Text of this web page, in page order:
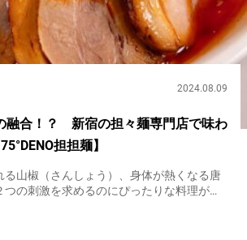
2024.08.09
融合！？ 新宿の担々麺専門店で味わ
担担麺】
る山椒（さんしょう）、身体が熱くなる唐
の刺激を求めるのにぴったりな料理が、
担担麺TOKYO』は、担々麺の専門店...